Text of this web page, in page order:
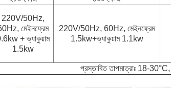
220V/50Hz,
মেইনফ্রেম
+ ভ্যাকুয়াম
1.5kw
220V/50Hz, 60Hz, মেইনফ্রেম
1.5kw+ভ্যাকুয়াম 1.1kw
প্রস্তাবিত তাপমাত্রাঃ 18-